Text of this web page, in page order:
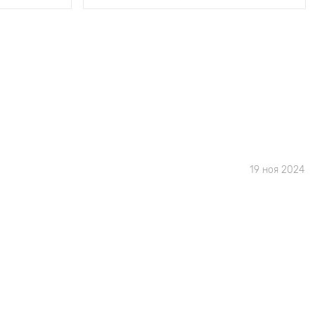
19 ноя 2024